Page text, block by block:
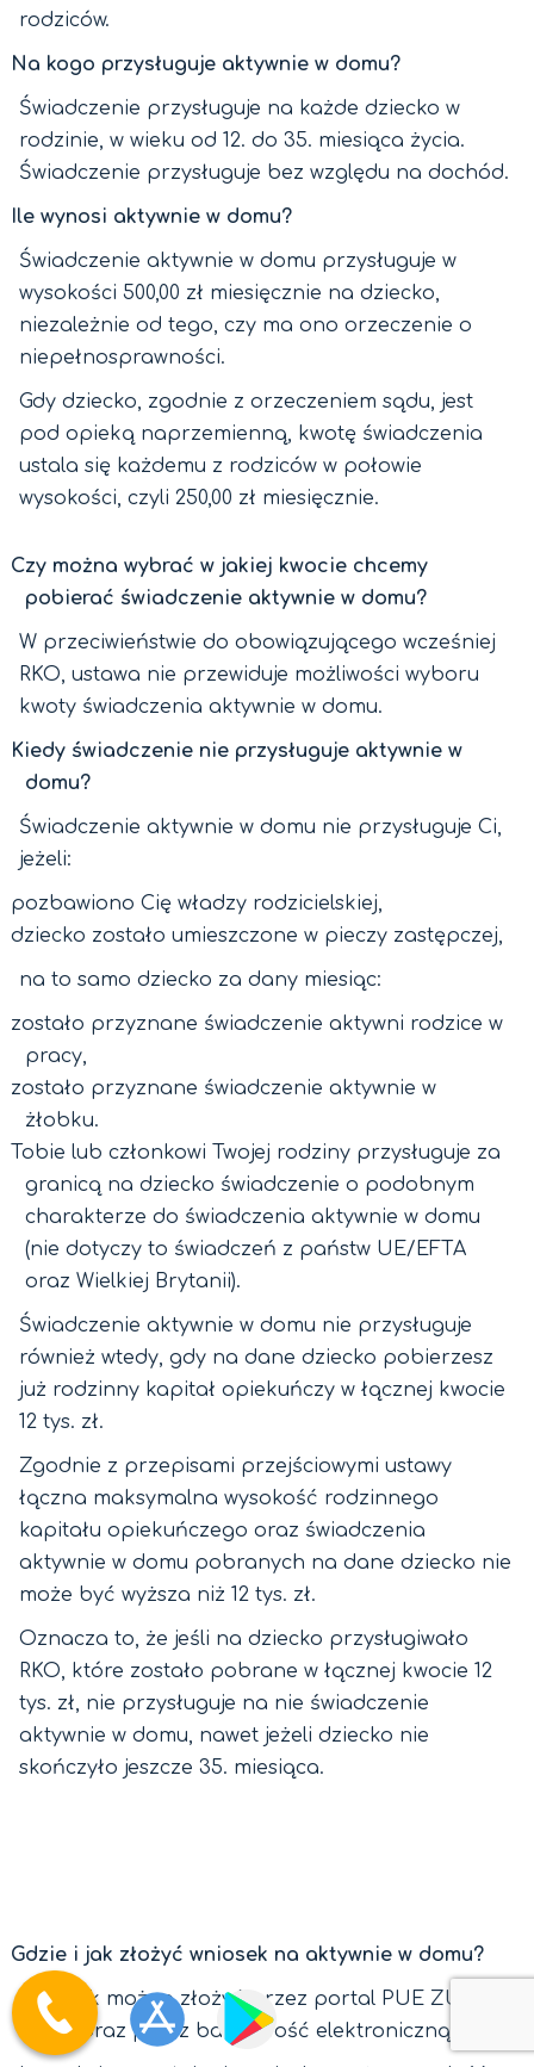
rodziców.
Na kogo przysługuje aktywnie w domu?
Świadczenie przysługuje na każde dziecko w
rodzinie, w wieku od 12. do 35. miesiąca życia.
Świadczenie przysługuje bez względu na dochód.
Ile wynosi aktywnie w domu?
Świadczenie aktywnie w domu przysługuje w
wysokości 500,00 zł miesięcznie na dziecko,
niezależnie od tego, czy ma ono orzeczenie o
niepełnosprawności.
Gdy dziecko, zgodnie z orzeczeniem sądu, jest
pod opieką naprzemienną, kwotę świadczenia
ustala się każdemu z rodziców w połowie
wysokości, czyli 250,00 zł miesięcznie.
Czy można wybrać w jakiej kwocie chcemy
pobierać świadczenie aktywnie w domu?
W przeciwieństwie do obowiązującego wcześniej
RKO, ustawa nie przewiduje możliwości wyboru
kwoty świadczenia aktywnie w domu.
Kiedy świadczenie nie przysługuje aktywnie w
domu?
Świadczenie aktywnie w domu nie przysługuje Ci,
jeżeli:
pozbawiono Cię władzy rodzicielskiej,
dziecko zostało umieszczone w pieczy zastępczej,
na to samo dziecko za dany miesiąc:
zostało przyznane świadczenie aktywni rodzice w
pracy,
zostało przyznane świadczenie aktywnie w
żłobku.
Tobie lub członkowi Twojej rodziny przysługuje za
granicą na dziecko świadczenie o podobnym
charakterze do świadczenia aktywnie w domu
(nie dotyczy to świadczeń z państw UE/EFTA
oraz Wielkiej Brytanii).
Świadczenie aktywnie w domu nie przysługuje
również wtedy, gdy na dane dziecko pobierzesz
już rodzinny kapitał opiekuńczy w łącznej kwocie
12 tys. zł.
Zgodnie z przepisami przejściowymi ustawy
łączna maksymalna wysokość rodzinnego
kapitału opiekuńczego oraz świadczenia
aktywnie w domu pobranych na dane dziecko nie
może być wyższa niż 12 tys. zł.
Oznacza to, że jeśli na dziecko przysługiwało
RKO, które zostało pobrane w łącznej kwocie 12
tys. zł, nie przysługuje na nie świadczenie
aktywnie w domu, nawet jeżeli dziecko nie
skończyło jeszcze 35. miesiąca.
Gdzie i jak złożyć wniosek na aktywnie w domu?
Wniosek można złożyć przez portal PUE ZUS/
eZUS oraz przez bankowość elektroniczną.